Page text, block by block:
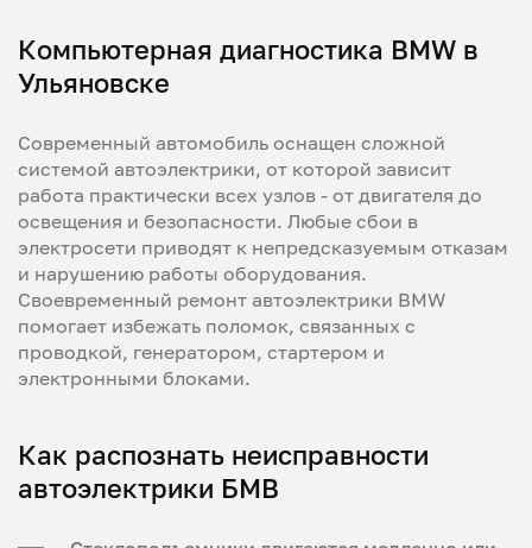
Компьютерная диагностика BMW в
Ульяновске
Современный автомобиль оснащен сложной
системой автоэлектрики, от которой зависит
работа практически всех узлов - от двигателя до
освещения и безопасности. Любые сбои в
электросети приводят к непредсказуемым отказам
и нарушению работы оборудования.
Своевременный ремонт автоэлектрики BMW
помогает избежать поломок, связанных с
проводкой, генератором, стартером и
электронными блоками.
Как распознать неисправности
автоэлектрики БМВ